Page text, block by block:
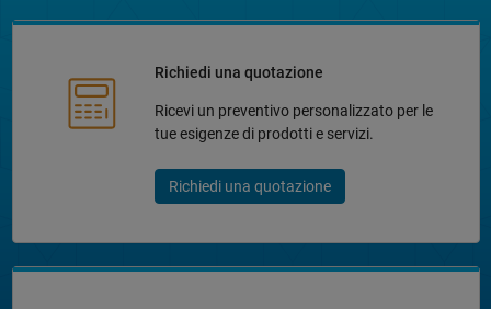
Richiedi una quotazione
Ricevi un preventivo personalizzato per le
tue esigenze di prodotti e servizi.
Richiedi una quotazione